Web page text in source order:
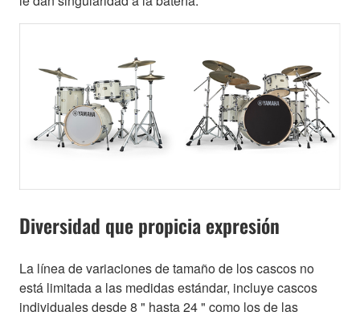
Diversidad que propicia expresión
La línea de variaciones de tamaño de los cascos no
está limitada a las medidas estándar, incluye cascos
individuales desde 8 " hasta 24 " como los de las